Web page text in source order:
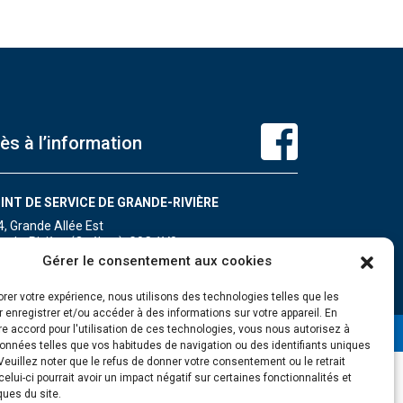
Gérer le consentement aux cookies
votre expérience, nous utilisons des technologies telles que les
enregistrer et/ou accéder à des informations sur votre appareil. En
accord pour l'utilisation de ces technologies, vous nous autorisez à
telles que vos habitudes de navigation ou des identifiants uniques
noter que le refus de donner votre consentement ou le retrait
ci pourrait avoir un impact négatif sur certaines fonctionnalités et
du site.
à l’information
DE SERVICE DE GRANDE-RIVIÈRE
Grande Allée Est
Rivière (Québec) G0C 1V0
: 418 385-3499